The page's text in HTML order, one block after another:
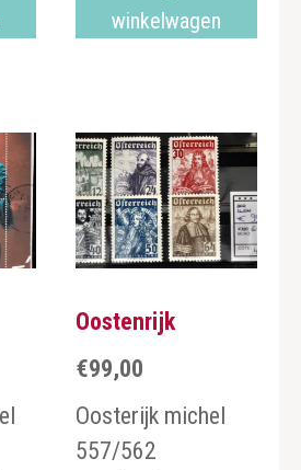
winkelwagen
Oostenrijk
€99,00
Oosterijk michel
557/562